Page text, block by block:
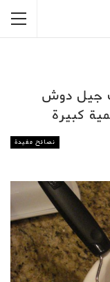
جيل دوش
كبيرة
نصائح مفيدة